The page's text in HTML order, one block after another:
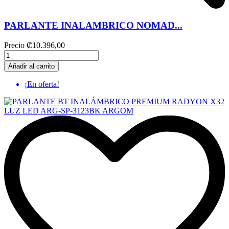
PARLANTE INALAMBRICO NOMAD...
Precio ₡10.396,00
Añadir al carrito
¡En oferta!